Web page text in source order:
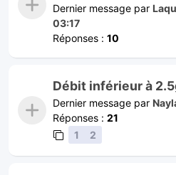
Dernier message par
03:17
Réponses : 10
Débit inférieur à
Dernier message par
Réponses : 21
1
2